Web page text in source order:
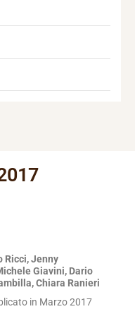
Ricci, Jenny
Giavini, Dario
Chiara Ranieri
in Marzo 2017